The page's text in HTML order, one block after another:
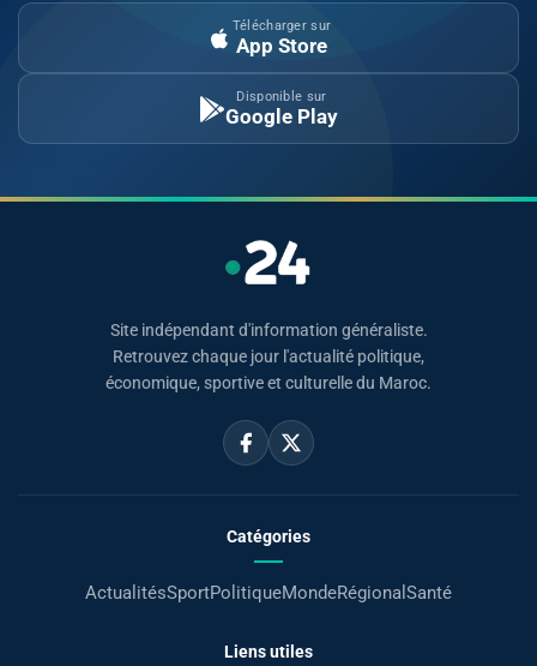
Télécharger sur
App Store
Disponible sur
Google Play
Site indépendant d'information généraliste.
Retrouvez chaque jour l'actualité politique,
économique, sportive et culturelle du Maroc.
Catégories
ActualitésSportPolitiqueMondeRégional Santé
Liens utiles